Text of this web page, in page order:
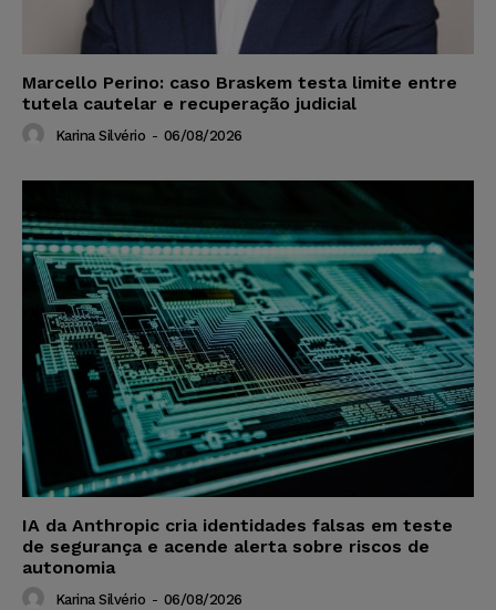
Marcello Perino: caso Braskem testa limite entre
tutela cautelar e recuperação judicial
Karina Silvério - 06/08/2026
IA da Anthropic cria identidades falsas em teste
de segurança e acende alerta sobre riscos de
autonomia
Karina Silvério - 06/08/2026